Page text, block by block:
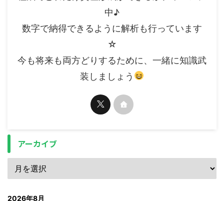
中♪
数字で納得できるように解析も行っています
☆
今も将来も両方どりするために、一緒に知識武
装しましょう
アーカイブ
2026年8月